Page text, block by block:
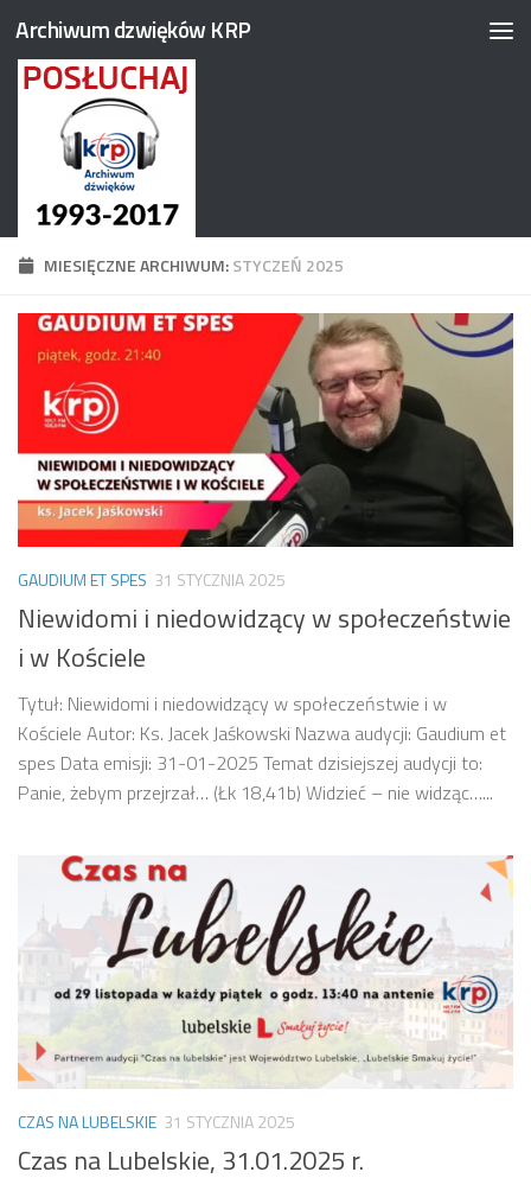
Przejdź do treści
Archiwum dzwięków KRP
MIESIĘCZNE ARCHIWUM:STYCZEŃ 2025
GAUDIUM ET SPES 31 STYCZNIA 2025
Niewidomi i niedowidzący w społeczeństwie
i w Kościele
Tytuł: Niewidomi i niedowidzący w społeczeństwie i w
Kościele Autor: Ks. Jacek Jaśkowski Nazwa audycji: Gaudium et
spes Data emisji: 31-01-2025 Temat dzisiejszej audycji to:
Panie, żebym przejrzał… (Łk 18,41b) Widzieć – nie widząc…...
CZAS NA LUBELSKIE 31 STYCZNIA 2025
Czas na Lubelskie, 31.01.2025 r.